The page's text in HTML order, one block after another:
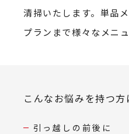
清掃いたします。単品
プランまで様々なメニ
こんなお悩みを持つ方
引っ越しの前後に